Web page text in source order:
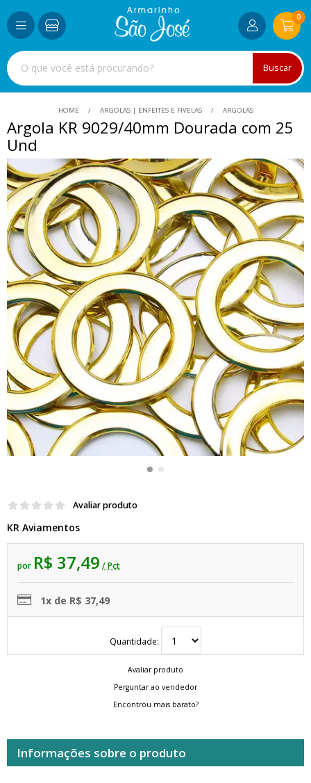
Buscar
0
HOME ARGOLAS | ENFEITES E FIVELAS ARGOLAS
Argola KR 9029/40mm Dourada com 25
Und
Avaliar produto
KR Aviamentos
por R$ 37,49 / Pct
1x de R$ 37,49
Quantidade:
Avaliar produto
Perguntar ao vendedor
Encontrou mais barato?
Informações sobre o produto